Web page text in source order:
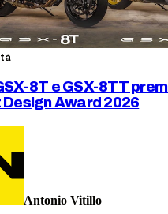
8T e GSX-8TT
Design Award 2026
Antonio Vitillo